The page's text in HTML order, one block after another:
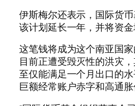
伊斯梅尔还表示，国际货
该计划延长一年，并将资金
这笔钱将成为这个南亚国
目前正遭受毁灭性的​​洪灾
至仅能满足一个月出口的
巨额经常账户赤字和高通胀